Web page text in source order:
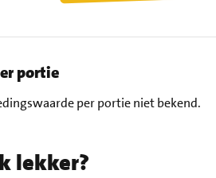
portie
per portie niet bekend.
lekker?